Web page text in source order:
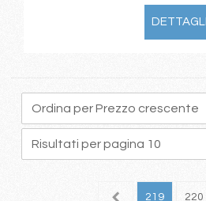
DETTAGLI
218 219 220